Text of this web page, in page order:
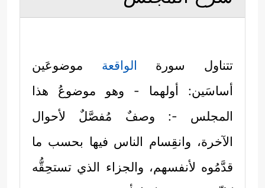
تتناول سورة الواقعة موضوعَين
أساسَين: أولهما - وهو موضوعُ هذا
المجلس -: وصفٌ مُفصَّلٌ لأحوال
الآخرة، وانقِسام الناس فيها بحسب ما
قدَّمُوه لأنفسهم، والجزاء الذي تستحِقُّه